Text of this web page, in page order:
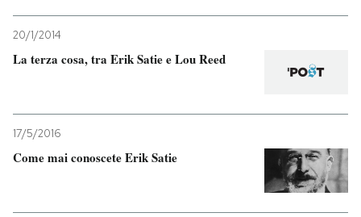
20/1/2014
La terza cosa, tra Erik Satie e Lou Reed
17/5/2016
Come mai conoscete Erik Satie